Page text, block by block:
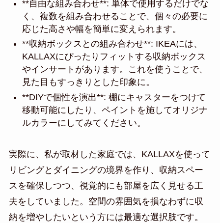
**自由な組み合わせ**: 単体で使用するだけでな
く、複数を組み合わせることで、個々の必要に
応じた高さや幅を簡単に変えられます。
**収納ボックスとの組み合わせ**: IKEAには、
KALLAXにぴったりフィットする収納ボックス
やインサートがあります。これを使うことで、
見た目もすっきりとした印象に。
**DIYで個性を演出**: 棚にキャスターをつけて
移動可能にしたり、ペイントを施してオリジナ
ルカラーにしてみてください。
実際に、私が取材した家庭では、KALLAXを使って
リビングとダイニングの境界を作り、収納スペー
スを確保しつつ、視覚的にも部屋を広く見せる工
夫をしていました。空間の雰囲気を損なわずに収
納を増やしたいという方には最適な選択肢です。